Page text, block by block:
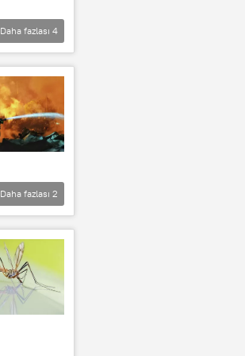
Daha fazlası 4
Daha fazlası 2